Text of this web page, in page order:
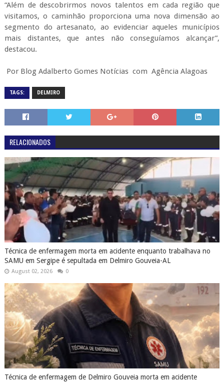
“Além de descobrirmos novos talentos em cada região que
visitamos, o caminhão proporciona uma nova dimensão ao
segmento do artesanato, ao evidenciar aqueles municípios
mais distantes, que antes não conseguíamos alcançar”,
destacou.
Por Blog Adalberto Gomes Notícias com Agência Alagoas
TAGS: DELMIRO
RELACIONADOS
Técnica de enfermagem morta em acidente enquanto trabalhava no
SAMU em Sergipe é sepultada em Delmiro Gouveia-AL
August 02, 2026 0
Técnica de enfermagem de Delmiro Gouveia morta em acidente